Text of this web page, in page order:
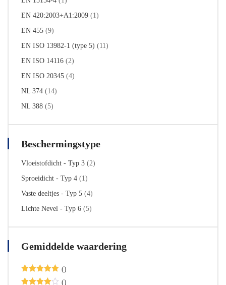
EN 420:2003+A1:2009 (1)
EN 455 (9)
EN ISO 13982-1 (type 5) (11)
EN ISO 14116 (2)
EN ISO 20345 (4)
NL 374 (14)
NL 388 (5)
Beschermingstype
Vloeistofdicht - Typ 3 (2)
Sproeidicht - Typ 4 (1)
Vaste deeltjes - Typ 5 (4)
Lichte Nevel - Typ 6 (5)
Gemiddelde waardering
Beoordeeld
()
()